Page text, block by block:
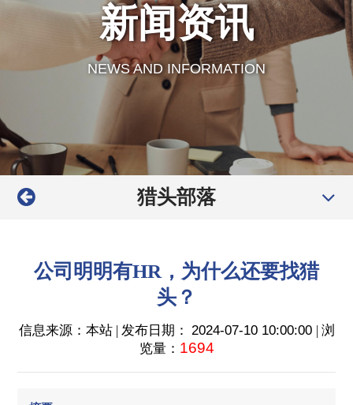
新闻资讯
NEWS AND INFORMATION
猎头部落
公司明明有HR，为什么还要找猎
头？
信息来源：本站 | 发布日期： 2024-07-10 10:00:00 | 浏
览量： 1694